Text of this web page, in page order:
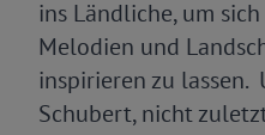
ins Ländliche, um
Melodien und
inspirieren zu lassen.
Schubert, nicht